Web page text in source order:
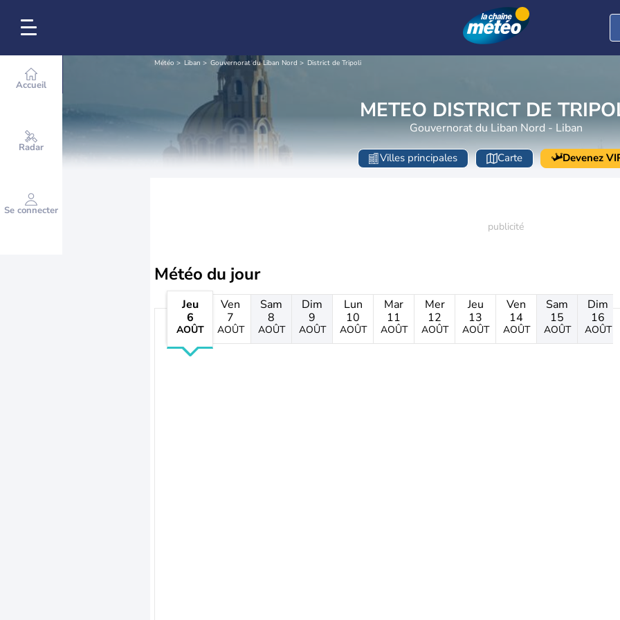
Accueil
Radar
Se connecter
Météo Liban Gouvernorat du Liban Nord District de Tripoli
METEO DISTRICT DE
Gouvernorat du Liban Nord - Liban
Villes principales Carte Devenez
Météo du jour
Jeu
6
AOÛT
Ven
7
AOÛT
Sam
8
AOÛT
Dim
9
AOÛT
Lun
10
AOÛT
Mar
11
AOÛT
Mer
12
AOÛT
Jeu
13
AOÛT
Ven
14
AOÛT
Sam
15
AOÛT
Dim
16
AOÛT